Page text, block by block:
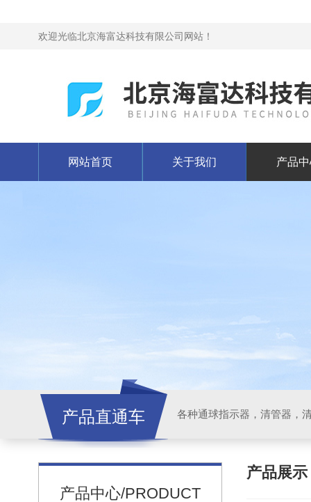
欢迎光临北京海富达科技有限公司网站！
网站首页 关于我们 产品
产品直通车 各种通球指示器，清管器，
产品中心/PRODUCT
产品展示